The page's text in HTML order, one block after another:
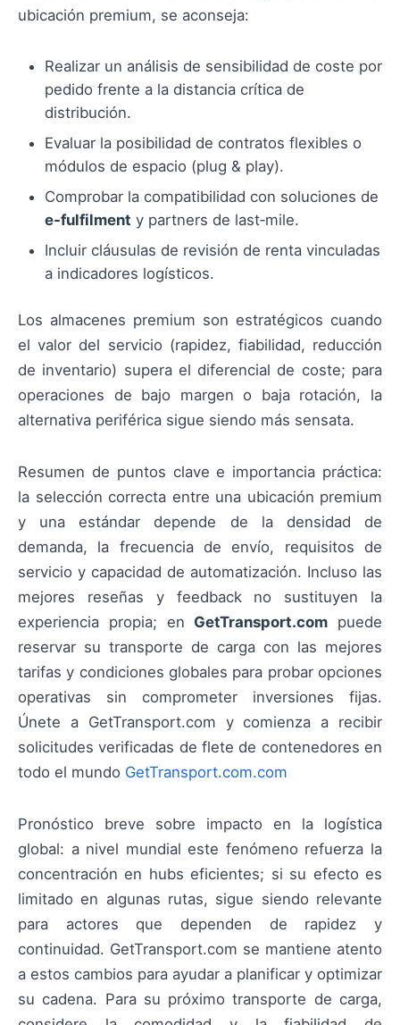
ubicación premium, se aconseja:
Realizar un análisis de sensibilidad de coste por
pedido frente a la distancia crítica de
distribución.
Evaluar la posibilidad de contratos flexibles o
módulos de espacio (plug & play).
Comprobar la compatibilidad con soluciones de
e‑fulfilment y partners de last‑mile.
Incluir cláusulas de revisión de renta vinculadas
a indicadores logísticos.
Los almacenes premium son estratégicos cuando
el valor del servicio (rapidez, fiabilidad, reducción
de inventario) supera el diferencial de coste; para
operaciones de bajo margen o baja rotación, la
alternativa periférica sigue siendo más sensata.
Resumen de puntos clave e importancia práctica:
la selección correcta entre una ubicación premium
y una estándar depende de la densidad de
demanda, la frecuencia de envío, requisitos de
servicio y capacidad de automatización. Incluso las
mejores reseñas y feedback no sustituyen la
experiencia propia; en GetTransport.com puede
reservar su transporte de carga con las mejores
tarifas y condiciones globales para probar opciones
operativas sin comprometer inversiones fijas.
Únete a GetTransport.com y comienza a recibir
solicitudes verificadas de flete de contenedores en
todo el mundo GetTransport.com.com
Pronóstico breve sobre impacto en la logística
global: a nivel mundial este fenómeno refuerza la
concentración en hubs eficientes; si su efecto es
limitado en algunas rutas, sigue siendo relevante
para actores que dependen de rapidez y
continuidad. GetTransport.com se mantiene atento
a estos cambios para ayudar a planificar y optimizar
su cadena. Para su próximo transporte de carga,